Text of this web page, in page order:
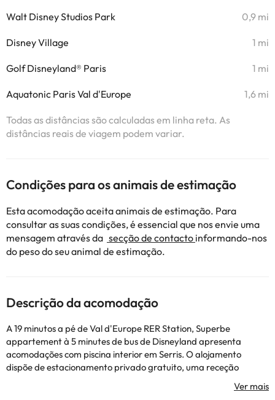
Walt Disney Studios Park 0,9 mi
Disney Village 1 mi
Golf Disneyland® Paris 1 mi
Aquatonic Paris Val d'Europe 1,6 mi
Todas as distâncias são calculadas em linha reta. As
distâncias reais de viagem podem variar.
Condições para os animais de estimação
Esta acomodação aceita animais de estimação. Para
consultar as suas condições, é essencial que nos envie uma
mensagem através da secção de contacto informando-nos
do peso do seu animal de estimação.
Descrição da acomodação
A 19 minutos a pé de Val d'Europe RER Station, Superbe
appartement à 5 minutes de bus de Disneyland apresenta
acomodações com piscina interior em Serris. O alojamento
dispõe de estacionamento privado gratuito, uma receção